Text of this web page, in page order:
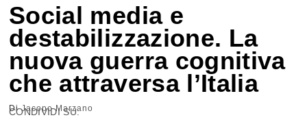
Social media e
destabilizzazione. La
nuova guerra cognitiva
che attraversa l’Italia
DiJacopo Marzano
CONDIVIDI SU: